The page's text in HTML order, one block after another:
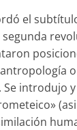
el
introdujo